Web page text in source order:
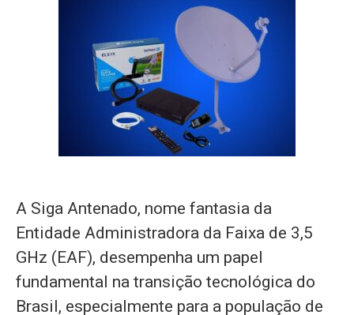
A Siga Antenado, nome fantasia da
Entidade Administradora da Faixa de 3,5
GHz (EAF), desempenha um papel
fundamental na transição tecnológica do
Brasil, especialmente para a população de